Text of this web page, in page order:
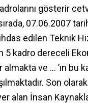
gösterir
07.06.2007
edilen Teknik
5 kadro dereceli
almakta ve … ’ın bu
Son
alan İnsan